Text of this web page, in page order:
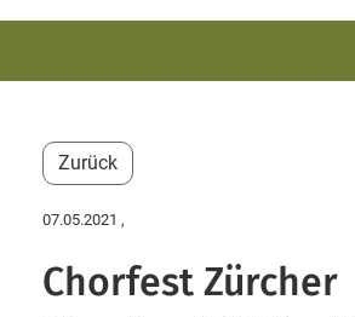
Zurück
07.05.2021 ,
Chorfest Zürcher